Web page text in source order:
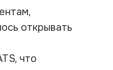
открывать
что